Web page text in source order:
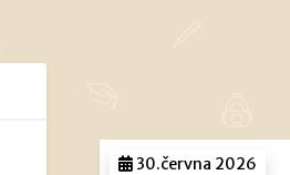
30.června 2026